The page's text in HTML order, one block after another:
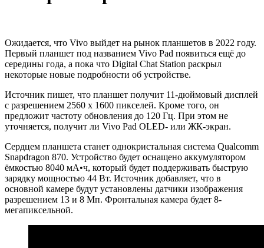
Ожидается, что Vivo выйдет на рынок планшетов в 2022 году.
Первый планшет под названием Vivo Pad появиться ещё до
середины года, а пока что Digital Chat Station раскрыл
некоторые новые подробности об устройстве.
Источник пишет, что планшет получит 11-дюймовый дисплей
с разрешением 2560 x 1600 пикселей. Кроме того, он
предложит частоту обновления до 120 Гц. При этом не
уточняется, получит ли Vivo Pad OLED- или ЖК-экран.
Сердцем планшета станет однокристальная система Qualcomm
Snapdragon 870. Устройство будет оснащено аккумулятором
ёмкостью 8040 мА•ч, который будет поддерживать быструю
зарядку мощностью 44 Вт. Источник добавляет, что в
основной камере будут установлены датчики изображения
разрешением 13 и 8 Мп. Фронтальная камера будет 8-
мегапиксельной.